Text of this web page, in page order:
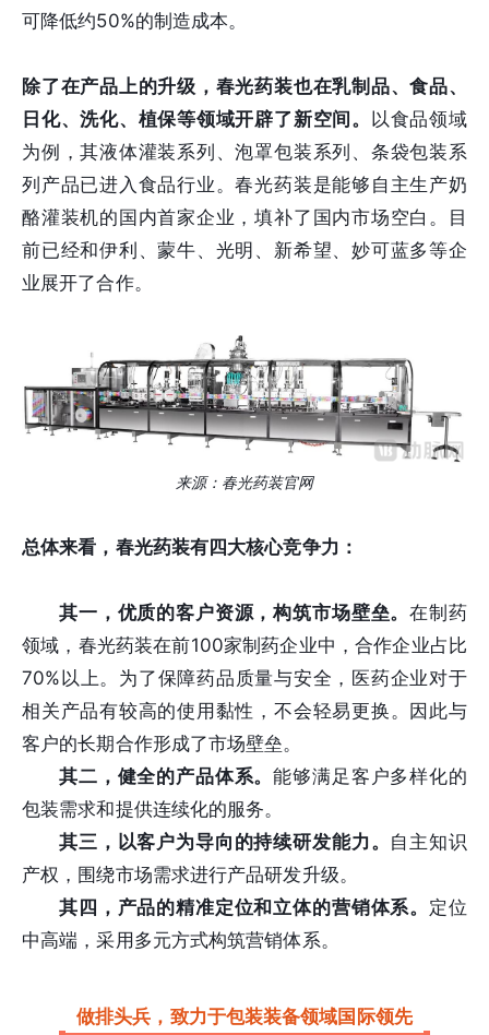
可降低约50%的制造成本。
除了在产品上的升级，春光药装也在乳制品、食品、
日化、洗化、植保等领域开辟了新空间。 以食品领域
为例，其液体灌装系列、泡罩包装系列、条袋包装系
列产品已进入食品行业。春光药装是能够自主生产奶
酪灌装机的国内首家企业，填补了国内市场空白。目
前已经和伊利、蒙牛、光明、新希望、妙可蓝多等企
业展开了合作。
来源：春光药装官网
总体来看，春光药装有四大核心竞争力：
其一，优质的客户资源，构筑市场壁垒。在制药
领域，春光药装在前100家制药企业中，合作企业占比
70%以上。为了保障药品质量与安全，医药企业对于
相关产品有较高的使用黏性，不会轻易更换。因此与
客户的长期合作形成了市场壁垒。
其二，健全的产品体系。能够满足客户多样化的
包装需求和提供连续化的服务。
其三，以客户为导向的持续研发能力。 自主知识
产权，围绕市场需求进行产品研发升级。
其四，产品的精准定位和立体的营销体系。 定位
中高端，采用多元方式构筑营销体系。
做排头兵，致力于包装装备领域国际领先